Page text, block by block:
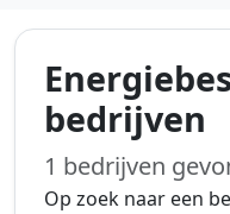
bedrijven
1 bedrijven
Op zoek naar een